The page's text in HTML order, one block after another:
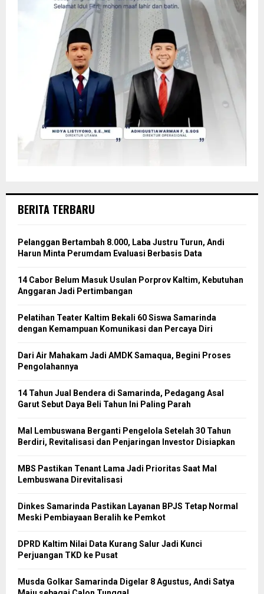
BERITA TERBARU
Pelanggan Bertambah 8.000, Laba Justru Turun, Andi
Harun Minta Perumdam Evaluasi Berbasis Data
14 Cabor Belum Masuk Usulan Porprov Kaltim, Kebutuhan
Anggaran Jadi Pertimbangan
Pelatihan Teater Kaltim Bekali 60 Siswa Samarinda
dengan Kemampuan Komunikasi dan Percaya Diri
Dari Air Mahakam Jadi AMDK Samaqua, Begini Proses
Pengolahannya
14 Tahun Jual Bendera di Samarinda, Pedagang Asal
Garut Sebut Daya Beli Tahun Ini Paling Parah
Mal Lembuswana Berganti Pengelola Setelah 30 Tahun
Berdiri, Revitalisasi dan Penjaringan Investor Disiapkan
MBS Pastikan Tenant Lama Jadi Prioritas Saat Mal
Lembuswana Direvitalisasi
Dinkes Samarinda Pastikan Layanan BPJS Tetap Normal
Meski Pembiayaan Beralih ke Pemkot
DPRD Kaltim Nilai Data Kurang Salur Jadi Kunci
Perjuangan TKD ke Pusat
Musda Golkar Samarinda Digelar 8 Agustus, Andi Satya